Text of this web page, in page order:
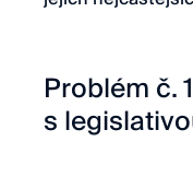
Problém č.
s